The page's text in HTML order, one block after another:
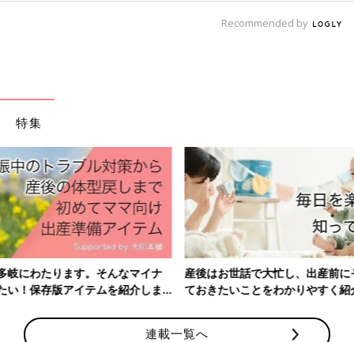
Recommended by
特集
産後はお世話で大忙し、出産前にそろえておきたいアイテム、知っ
ておきたいことをわかりやすく紹介！
連載一覧へ